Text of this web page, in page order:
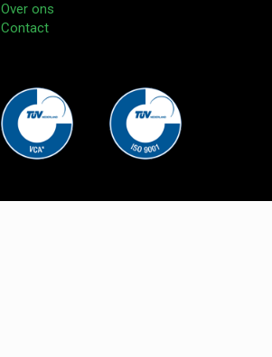
Over ons
Contact